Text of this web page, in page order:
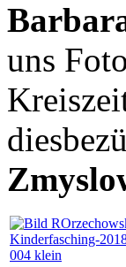
uns